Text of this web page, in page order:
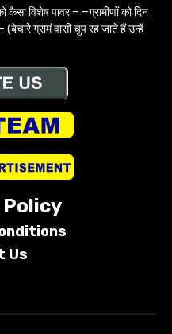
विशेष पावर – –ग्रामीणों को दिन
(बेचारे ग्रामं वासी चुप रह जाते हैं उन्हें
Us